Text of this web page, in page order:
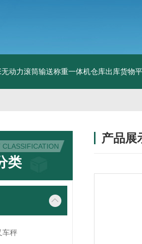
动力滚筒输送称重一体机仓库出库货物
CLASSIFICATION
类
车秤
产品展